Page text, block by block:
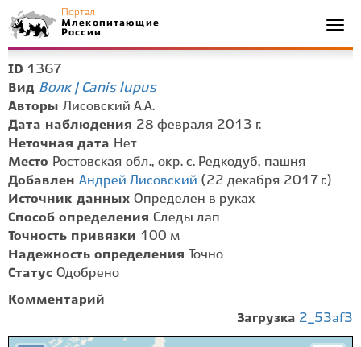
Портал
Млекопитающие
России
ID 1367
Вид Волк | Canis lupus
Авторы Лисовский А.А.
Дата наблюдения 28 февраля 2013 г.
Неточная дата Нет
Место Ростовская обл., окр. с. Редкодуб, пашня
Добавлен Андрей Лисовский (22 декабря 2017 г.)
Источник данных Определен в руках
Способ определения Следы лап
Точность привязки 100 м
Надежность определения
Точно
Статус Одобрено
Комментарий
Загрузка 2_53af3